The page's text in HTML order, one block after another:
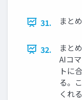
31. まとめ
32.
まと
AIコ
トに
る。
くれ